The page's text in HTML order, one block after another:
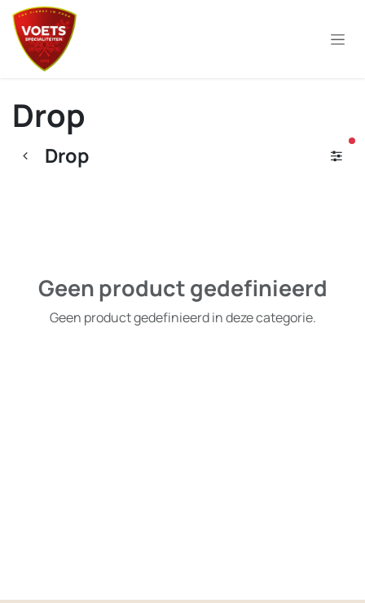
Overslaan naar inhoud
Drop
Drop
Geen product gedefinieerd
Geen product gedefinieerd in deze categorie.